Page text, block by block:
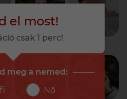
ONLINE
el most!
csak 1 perc!
meg a nemed:
Nő